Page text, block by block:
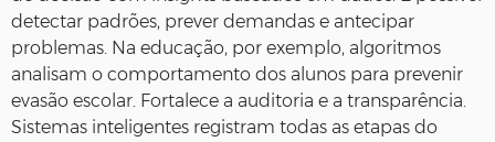
detectar padrões, prever demandas e antecipar
problemas. Na educação, por exemplo, algoritmos
analisam o comportamento dos alunos para prevenir
evasão escolar. Fortalece a auditoria e a transparência.
Sistemas inteligentes registram todas as etapas do